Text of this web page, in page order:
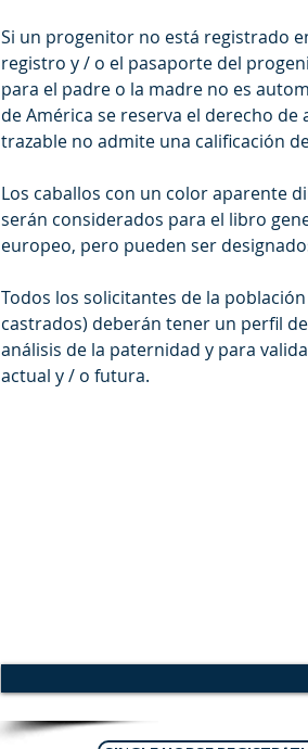
Si un progenitor no está registrado
registro y / o el pasaporte del
para el padre o la madre no es
de América se reserva el derecho
trazable no admite una calificación
Los caballos con un color aparente
serán considerados para el libro
europeo, pero pueden ser
Todos los solicitantes de la
castrados) deberán tener un perfil
análisis de la paternidad y para
actual y / o futura.